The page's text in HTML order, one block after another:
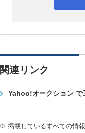
関連リンク
Yahoo!オークション で
※ 掲載しているすべての情